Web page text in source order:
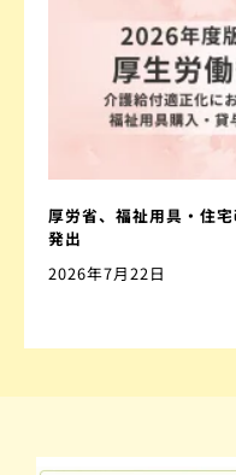
厚労省、福祉用具・住
発出
2026年7月22日